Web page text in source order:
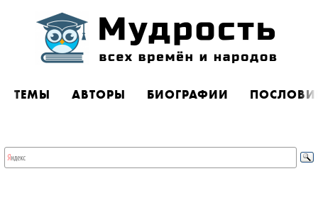
ТЕМЫ АВТОРЫ БИОГРАФИИ